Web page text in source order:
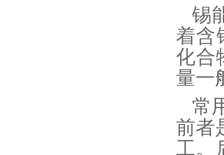
锡
着含
化合
量一
常
前者
工。